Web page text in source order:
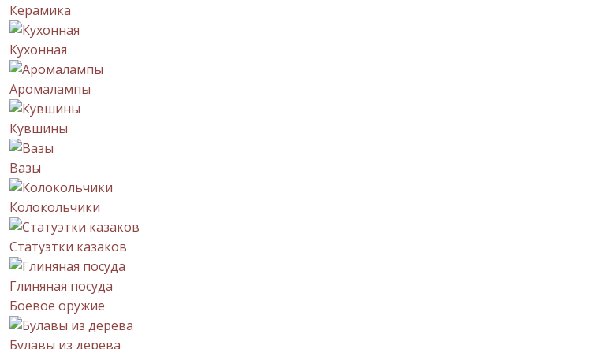
Керамика
Кухонная
Аромалампы
Кувшины
Вазы
Колокольчики
Статуэтки казаков
Глиняная посуда
Боевое оружие
Булавы из дерева